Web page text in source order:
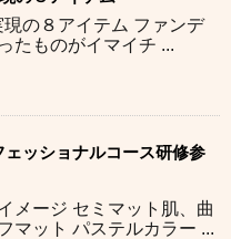
の８アイテム ファンデ
たものがイマイチ ...
ェッショナルコース研修参
メージ セミマット肌、曲
マット パステルカラー ...